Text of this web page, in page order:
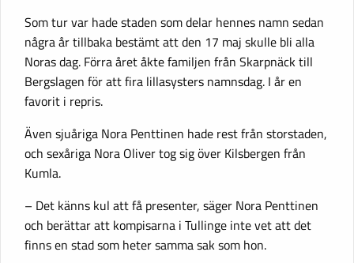
Som tur var hade staden som delar hennes namn sedan
några år tillbaka bestämt att den 17 maj skulle bli alla
Noras dag. Förra året åkte familjen från Skarpnäck till
Bergslagen för att fira lillasysters namnsdag. I år en
favorit i repris.
Även sjuåriga Nora Penttinen hade rest från storstaden,
och sexåriga Nora Oliver tog sig över Kilsbergen från
Kumla.
– Det känns kul att få presenter, säger Nora Penttinen
och berättar att kompisarna i Tullinge inte vet att det
finns en stad som heter samma sak som hon.